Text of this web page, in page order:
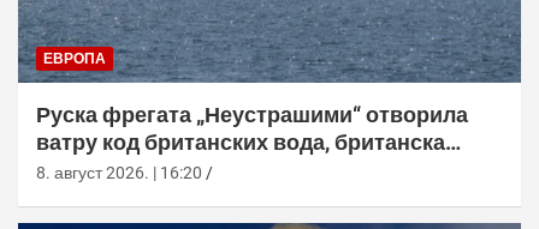
ЕВРОПА
Руска фрегата „Неустрашими“ отворила
ватру код британских вода, британска
морнарица појачала праћење
8. август 2026. | 16:20